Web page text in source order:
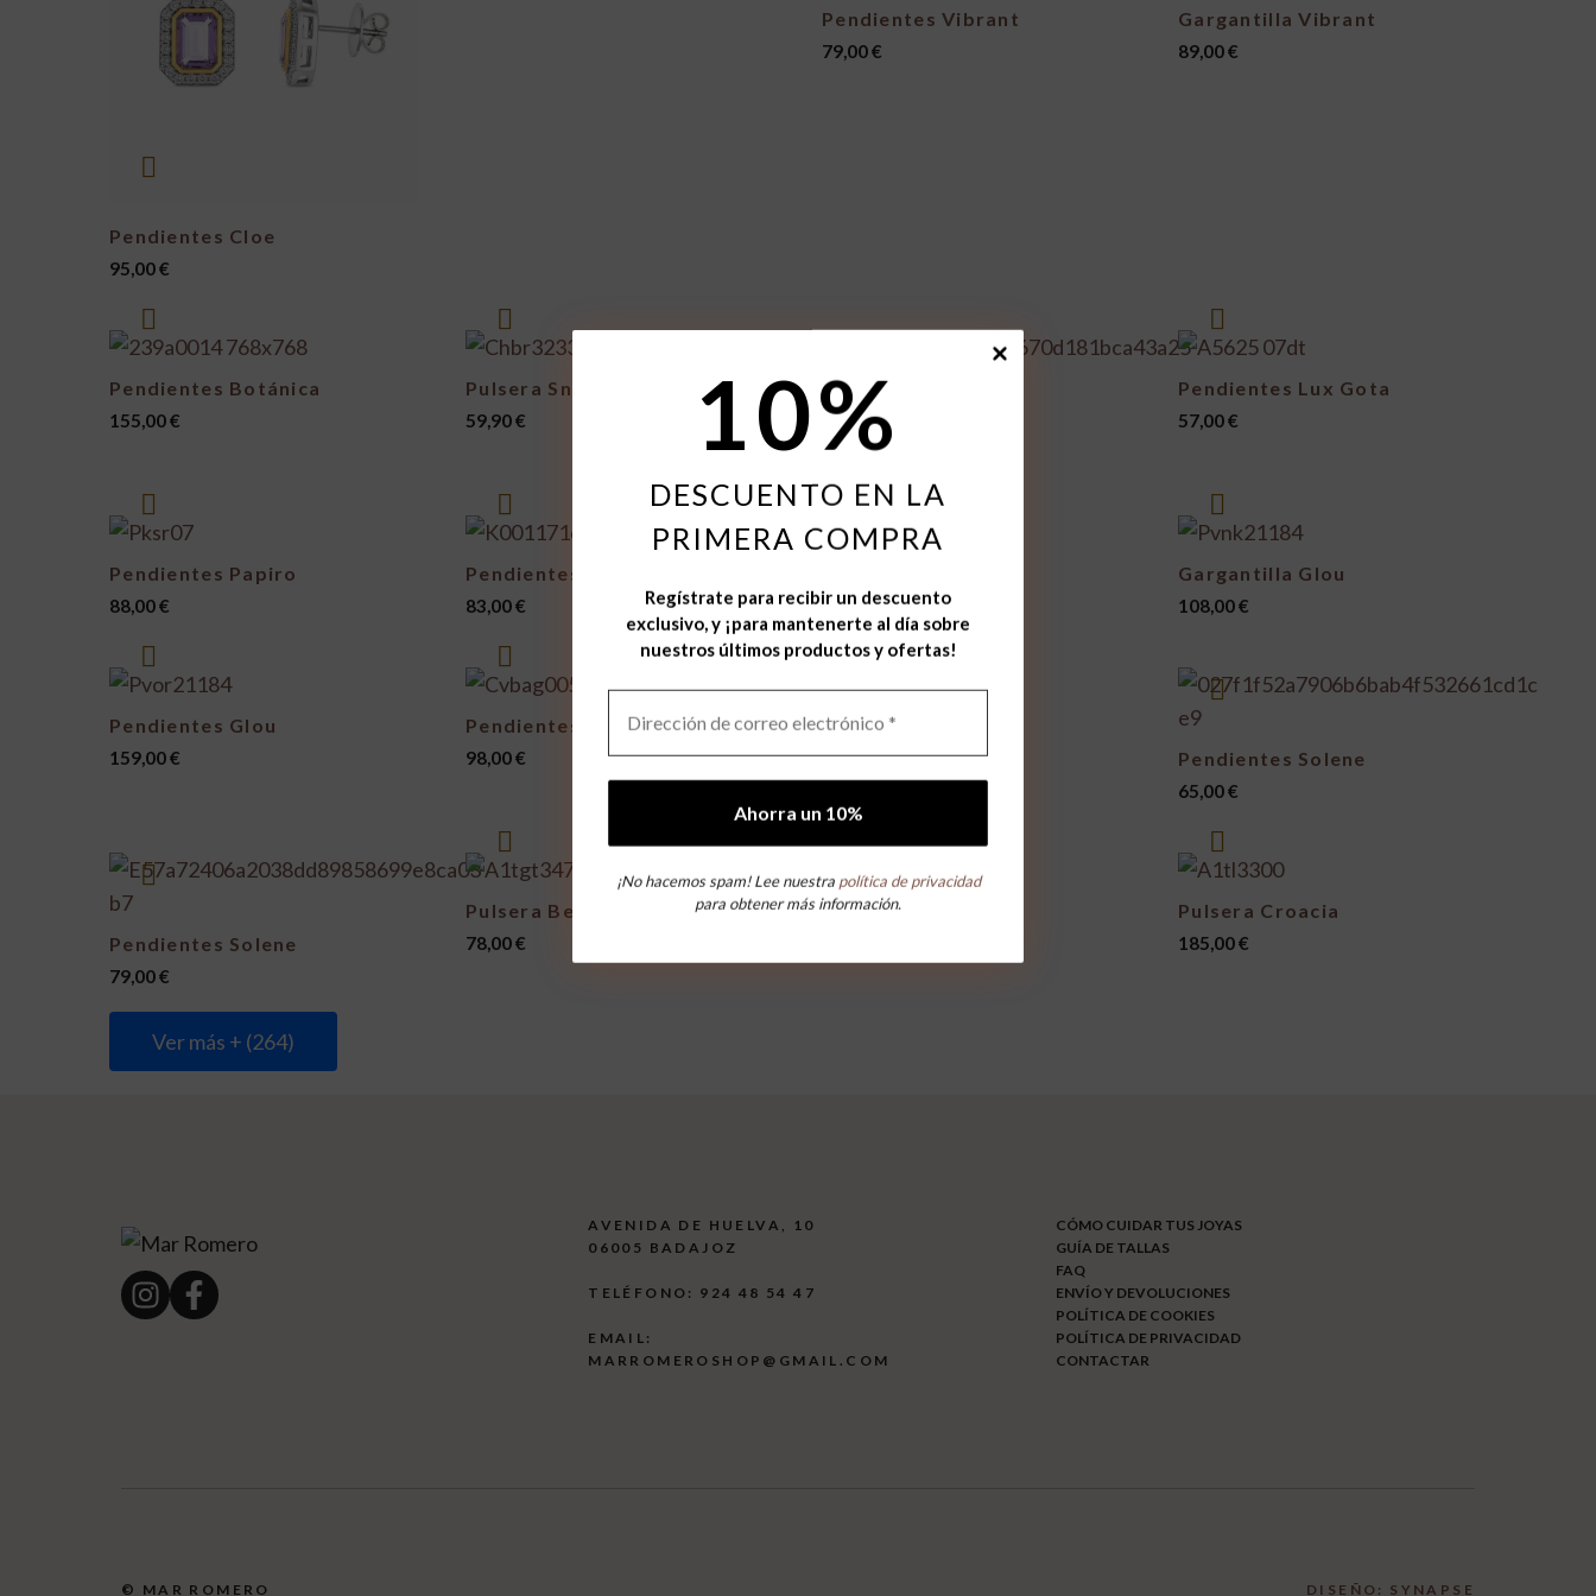
Pendientes Cloe
95,00€
Pendientes Vibrant
79,00€
Gargantilla Vibrant
89,00€
Pendientes Botánica
155,00€
Pulsera Snake
59,90€ Anillo Lux Gota
69,00€
Pendientes Lux Gota
57,00€
Pendientes Papiro
88,00€
Pendientes Papiro
83,00€ 89,00€
Gargantilla Glou
108,00€
Pendientes Glou
159,00€
Pendientes Bamboo
98,00€
Pendientes Bamboo
89,00€ Pendientes Solene
65,00€
Pendientes Solene
79,00€
Pulsera Berlín
78,00€
Pulsera Tigre Pulsera Croacia
185,00€
10%
DESCUENTO EN LA
PRIMERA COMPRA
Regístrate para recibir un descuento
exclusivo, y ¡para mantenerte al día sobre
nuestros últimos productos y ofertas!
¡No hacemos spam! Lee nuestra política de privacidad
para obtener más información.
Ver más + (264)
AVENIDA DE HUELVA, 10
06005 BADAJOZ
TELÉFONO: 924 48 54 47
EMAIL:
MARROMEROSHOP@GMAIL.COM
CÓMO CUIDAR TUS JOYAS
GUÍA DE TALLAS
FAQ
ENVÍO Y DEVOLUCIONES
POLÍTICA DE COOKIES
POLÍTICA DE PRIVACIDAD
CONTACTAR
© MAR ROMERO DISEÑO: SYNAPSE